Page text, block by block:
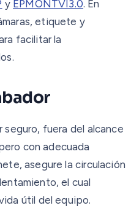
y EPMONTVI3.0. En
etiquete y
facilitar la
seguro, fuera del alcance
con adecuada
asegure la circulación
el cual
útil del equipo.